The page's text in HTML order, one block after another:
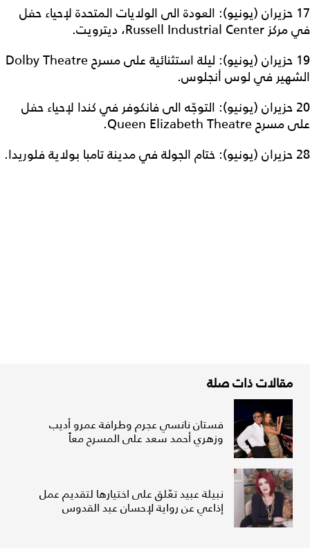
17 حزيران (يونيو): العودة الى الولايات المتحدة لإحياء حفل
في مركز Russell Industrial Center، ديترويت.
19 حزيران (يونيو): ليلة استثنائية على مسرح Dolby Theatre
الشهير في لوس أنجلوس.
20 حزيران (يونيو): التوجّه الى فانكوفر في كندا لإحياء حفل
على مسرح Queen Elizabeth Theatre.
28 حزيران (يونيو): ختام الجولة في مدينة تامبا بولاية فلوريدا.
مقالات ذات صلة
فستان نانسي عجرم وطرافة عمرو أديب
وزهري أحمد سعد على المسرح معاً
نبيلة عبيد تعّلق على اختيارها لتقديم عمل
إذاعي عن رواية لإحسان عبد القدوس